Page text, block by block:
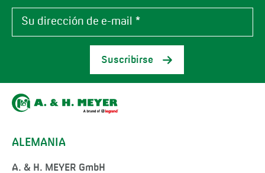
Suscribirse
ALEMANIA
A. & H. MEYER GmbH